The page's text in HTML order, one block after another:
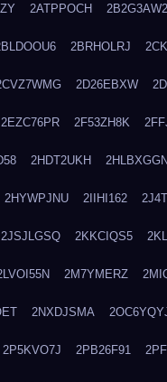
2ATPPOCH 2B2G3AW2
2BRHOLRJ
2D26EBXW
2EZC76PR 2F53ZH8K
2HDT2UKH 2HLBXGGN
2HYWPJNU 2IIHI162
2JSJLGSQ 2KKCIQS5
2M7YMERZ
2NXDJSMA
2P5KVO7J 2PB26F91